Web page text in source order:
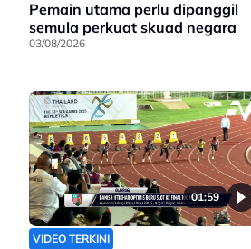
Pemain utama perlu dipanggil
semula perkuat skuad negara
03/08/2026
01:59
VIDEO TERKINI